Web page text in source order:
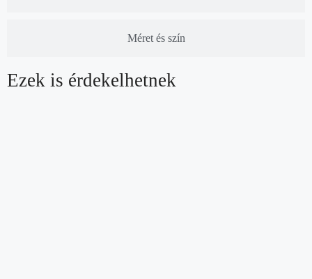
Méret és szín
Ezek is érdekelhetnek